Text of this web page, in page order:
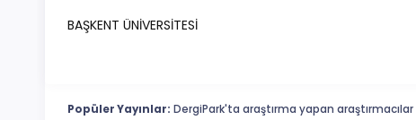
BAŞKENT ÜNİVERSİTESİ
Popüler Yayınlar: DergiPark'ta araştırma yapan